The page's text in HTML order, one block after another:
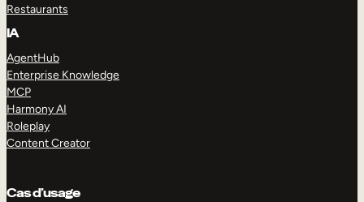
Restaurants
IA
AgentHub
Enterprise Knowledge
MCP
Harmony AI
Roleplay
Content Creator
Cas d’usage